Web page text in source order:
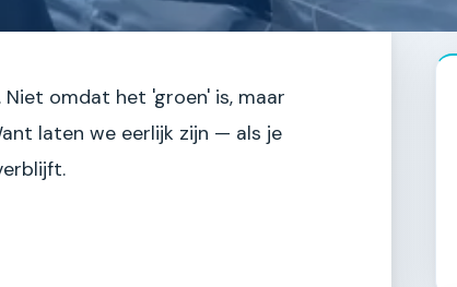
omdat het 'groen' is, maar
laten we eerlijk zijn — als je